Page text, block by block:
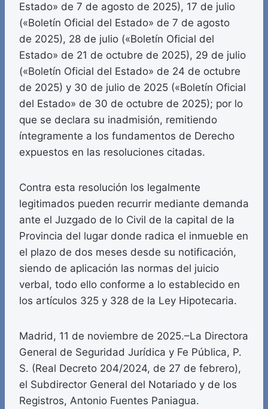
Estado» de 7 de agosto de 2025), 17 de julio
(«Boletín Oficial del Estado» de 7 de agosto
de 2025), 28 de julio («Boletín Oficial del
Estado» de 21 de octubre de 2025), 29 de julio
(«Boletín Oficial del Estado» de 24 de octubre
de 2025) y 30 de julio de 2025 («Boletín Oficial
del Estado» de 30 de octubre de 2025); por lo
que se declara su inadmisión, remitiendo
íntegramente a los fundamentos de Derecho
expuestos en las resoluciones citadas.
Contra esta resolución los legalmente
legitimados pueden recurrir mediante demanda
ante el Juzgado de lo Civil de la capital de la
Provincia del lugar donde radica el inmueble en
el plazo de dos meses desde su notificación,
siendo de aplicación las normas del juicio
verbal, todo ello conforme a lo establecido en
los artículos 325 y 328 de la Ley Hipotecaria.
Madrid, 11 de noviembre de 2025.–La Directora
General de Seguridad Jurídica y Fe Pública, P.
S. (Real Decreto 204/2024, de 27 de febrero),
el Subdirector General del Notariado y de los
Registros, Antonio Fuentes Paniagua.